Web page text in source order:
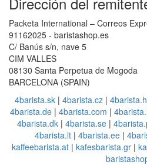
Packeta International – Correos
91162025 - baristashop.es
C/ Banús s/n, nave 5
CIM VALLES
08130 Santa Perpetua de Mogoda
BARCELONA (SPAIN)
4barista.sk| 4barista.cz|
4barista.de | 4barista.com |
4barista.dk | 4barista.se |
4barista.lt | 4barista.ee |
kaffeebarista.at| kafesbarista.gr|